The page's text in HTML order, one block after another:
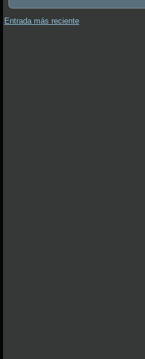
Entrada más reciente